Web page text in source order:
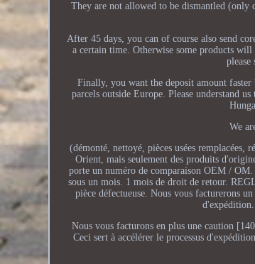
They are not allowed to be dismantled (only
After 45 days, you can of course also send
a certain time. Otherwise some products
Finally, you want the deposit amount
parcels outside Europe. Please understand
We
(démonté, nettoyé, pièces usées remplacées,
Orient, mais seulement des produits
porte un numéro de comparaison OEM / OM.
sous un mois. 1 mois de droit de retour.
pièce défectueuse. Nous vous facturerons
Nous vous facturons en plus une caution
Ceci sert à accélérer le processus